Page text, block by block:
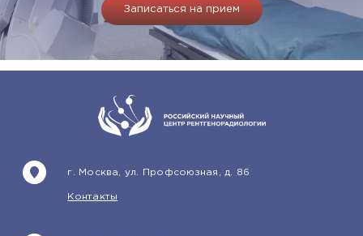
Записаться на прием
г. Москва, ул. Профсоюзная, д. 86
Контакты